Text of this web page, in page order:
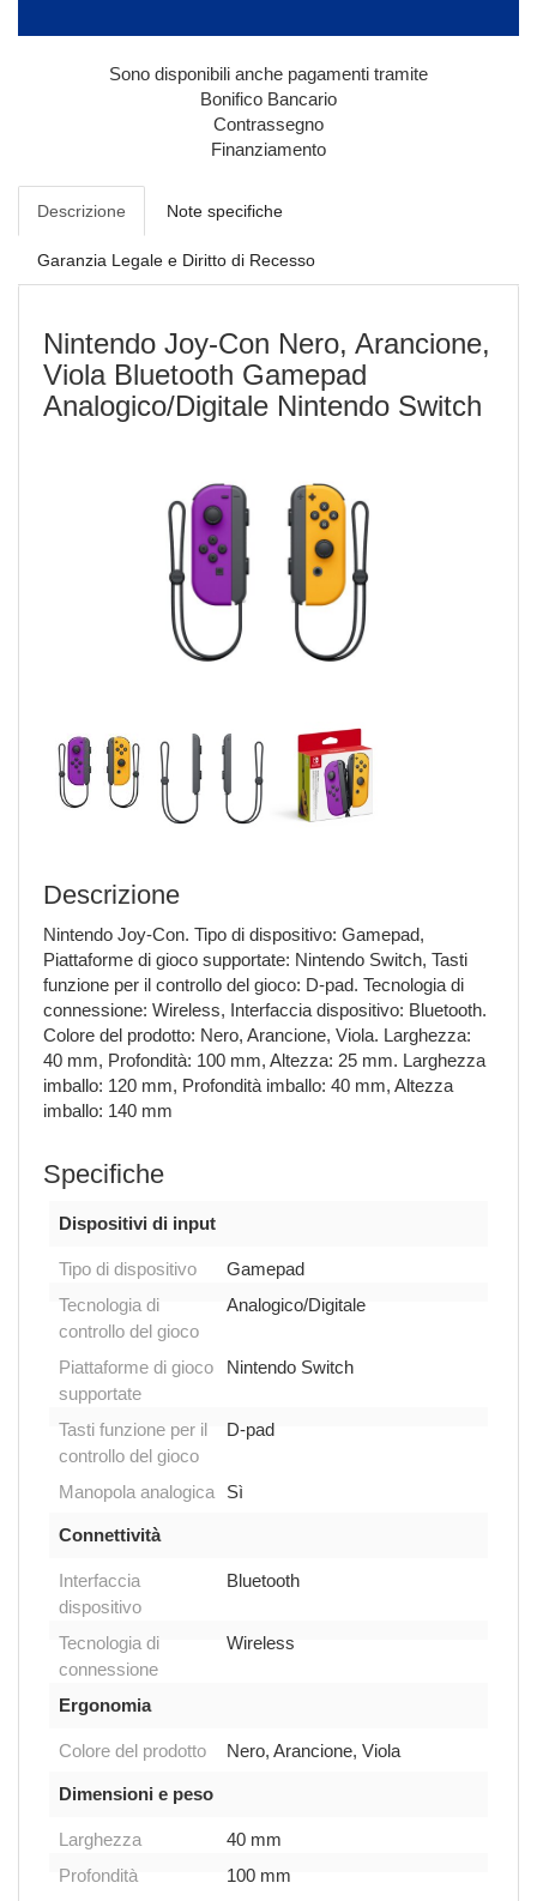
Sono disponibili anche pagamenti tramite
Bonifico Bancario
Contrassegno
Finanziamento
Descrizione Note specifiche
Garanzia Legale e Diritto di Recesso
Nintendo Joy-Con Nero, Arancione,
Viola Bluetooth Gamepad
Analogico/Digitale Nintendo Switch
Descrizione
Nintendo Joy-Con. Tipo di dispositivo: Gamepad,
Piattaforme di gioco supportate: Nintendo Switch, Tasti
funzione per il controllo del gioco: D-pad. Tecnologia di
connessione: Wireless, Interfaccia dispositivo: Bluetooth.
Colore del prodotto: Nero, Arancione, Viola. Larghezza:
40 mm, Profondità: 100 mm, Altezza: 25 mm. Larghezza
imballo: 120 mm, Profondità imballo: 40 mm, Altezza
imballo: 140 mm
Specifiche
Dispositivi di input
Tipo di dispositivo
Gamepad
Tecnologia di
controllo del gioco
Analogico/Digitale
Piattaforme di gioco
supportate
Nintendo Switch
Tasti funzione per il
controllo del gioco
D-pad
Manopola analogica Sì
Connettività
Interfaccia
dispositivo
Bluetooth
Tecnologia di
connessione
Wireless
Ergonomia
Colore del prodotto Nero, Arancione, Viola
Dimensioni e peso
Larghezza
40 mm
Profondità
100 mm